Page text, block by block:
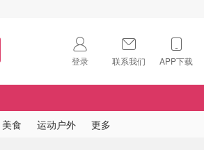
登录 联系我们 APP下载
🇺🇸
美食 运动户外 更多